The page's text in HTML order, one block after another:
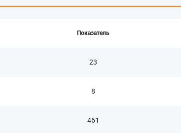
Показатель
23
8
461